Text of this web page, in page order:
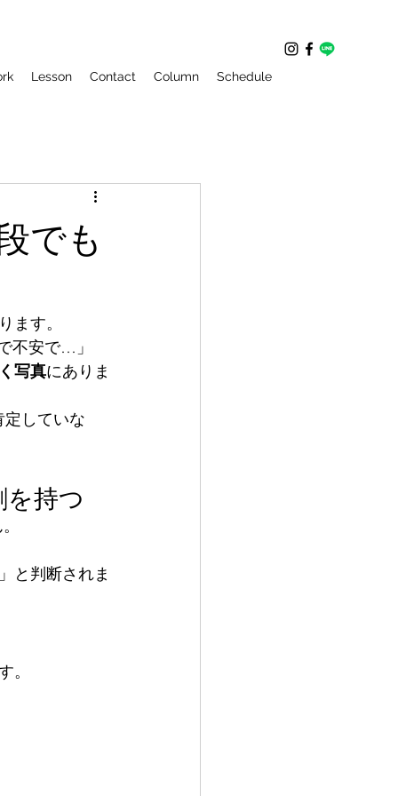
Lesson Contact Column Schedule
でも
ます。
不安で…」
写真にありま
していな
持つ
と判断されま
。